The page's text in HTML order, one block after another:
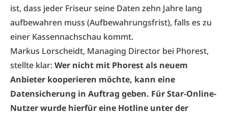
ist, dass jeder Friseur seine Daten zehn Jahre lang
aufbewahren muss (Aufbewahrungsfrist), falls es zu
einer Kassennachschau kommt.
Markus Lorscheidt, Managing Director bei Phorest,
stellte klar:Wer nicht mit Phorest als neuem
Anbieter kooperieren möchte, kann eine
Datensicherung in Auftrag geben. Für Star-Online-
Nutzer wurde hierfür eine Hotline unter der